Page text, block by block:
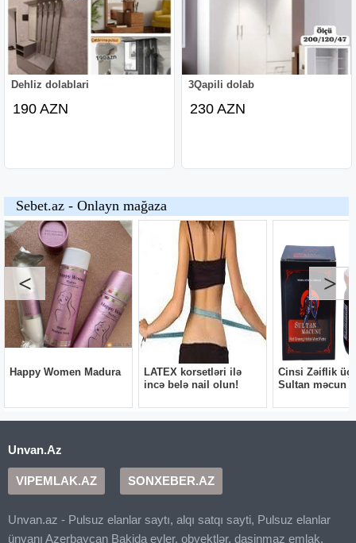
Dehliz dolablari
190 AZN
3Qapili dolab
230 AZN
Unvan.Az
VIPEMLAK.AZ SONXEBER.AZ
Unvan.az - Pulsuz elanlar saytı, alqı satqı sayti, Pulsuz elanlar
ünvanı Azerbaycan Bakida evler, obyektlər, dasinmaz emlak,